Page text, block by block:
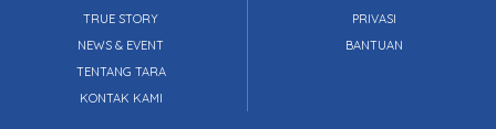
TRUE STORY
NEWS & EVENT
TENTANG TARA
KONTAK KAMI
PRIVASI
BANTUAN